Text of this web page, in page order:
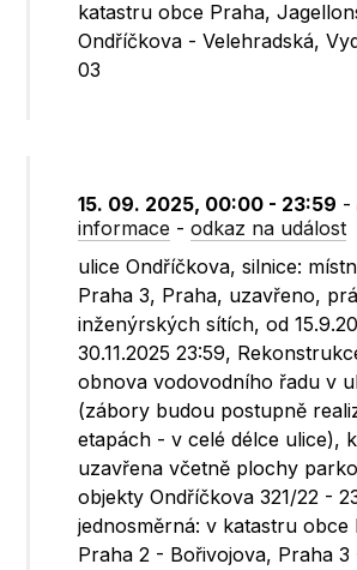
katastru obce Praha,
Ondříčkova - Velehradská,
03
15. 09. 2025, 00:00 - 23:59 -
informace -odkaz na událost
ulice Ondříčkova, silnice:
Praha 3, Praha, uzavřeno,
inženýrských sítích, od
30.11.2025 23:59,
obnova vodovodního řadu v
(zábory budou postupně
etapách - v celé délce ulice),
uzavřena včetně plochy
objekty Ondříčkova 321/22 -
jednosměrná: v katastru obce
Praha 2 - Bořivojova, Praha